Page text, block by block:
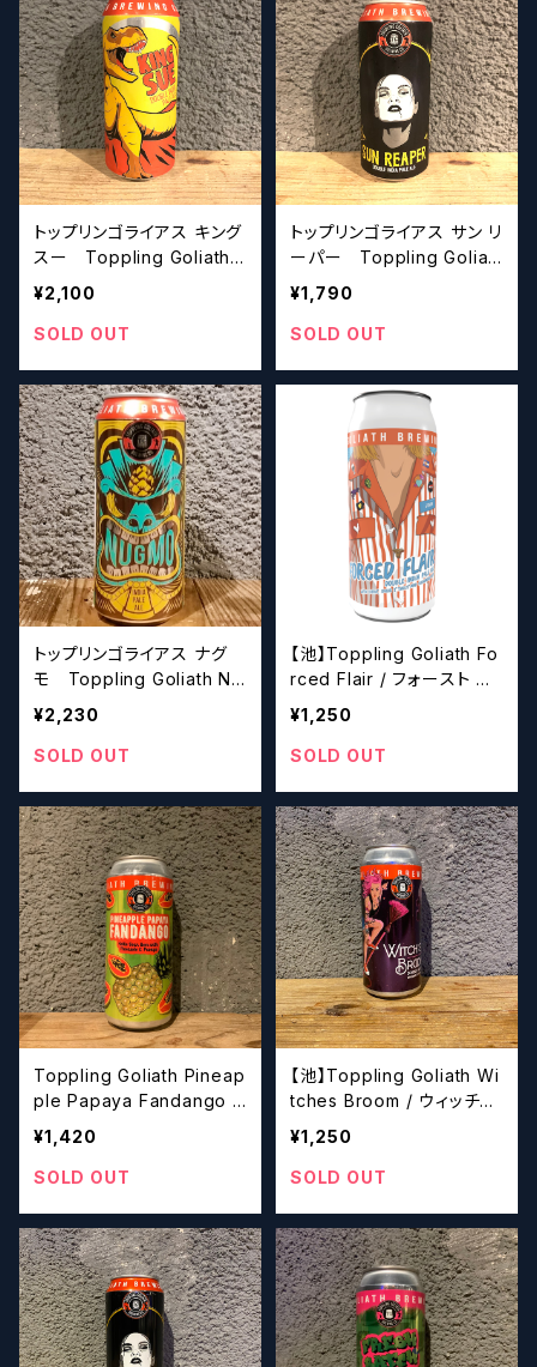
トップリンゴライアス キング
スー Toppling Goliath
King Sue【クラフトビール】
¥2,100
SOLD OUT
トップリンゴライアス サン リ
ーパー Toppling Goliat
h Sun Reaper【クラフトビ
ール】
¥1,790
SOLD OUT
トップリンゴライアス ナグ
モ Toppling Goliath Nu
gMo【クラフトビール】
¥2,230
SOLD OUT
【池】Toppling Goliath Fo
rced Flair / フォースト フ
レア 【クラフトビール】
¥1,250
SOLD OUT
Toppling Goliath Pineap
ple Papaya Fandango /
トップリンゴライアス パイ
ナップル パパイヤ ファンダ
ンゴ 【クラフトビール】
¥1,420
SOLD OUT
【池】Toppling Goliath Wi
tches Broom / ウィッチズ
ブルーム 【クラフトビール】
¥1,250
SOLD OUT